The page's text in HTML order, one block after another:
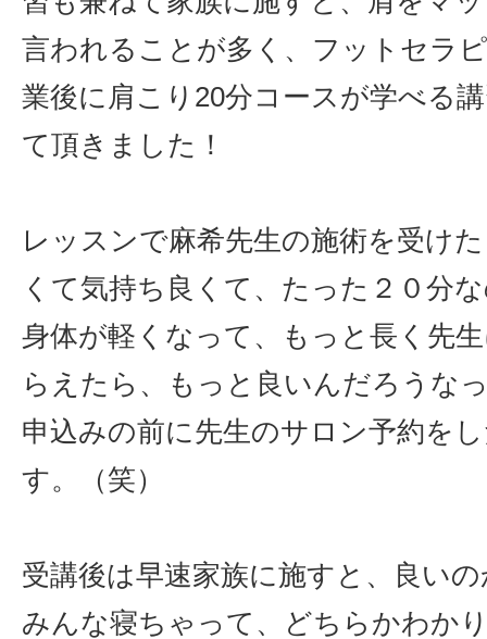
言われることが多く、フットセラ
業後に肩こり20分コースが学べる
て頂きました！
レッスンで麻希先生の施術を受け
くて気持ち良くて、たった２０分
身体が軽くなって、もっと長く先
らえたら、もっと良いんだろうな
申込みの前に先生のサロン予約を
す。（笑）
受講後は早速家族に施すと、良い
みんな寝ちゃって、どちらかわか